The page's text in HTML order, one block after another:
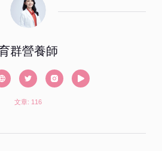
群營養師
文章: 116